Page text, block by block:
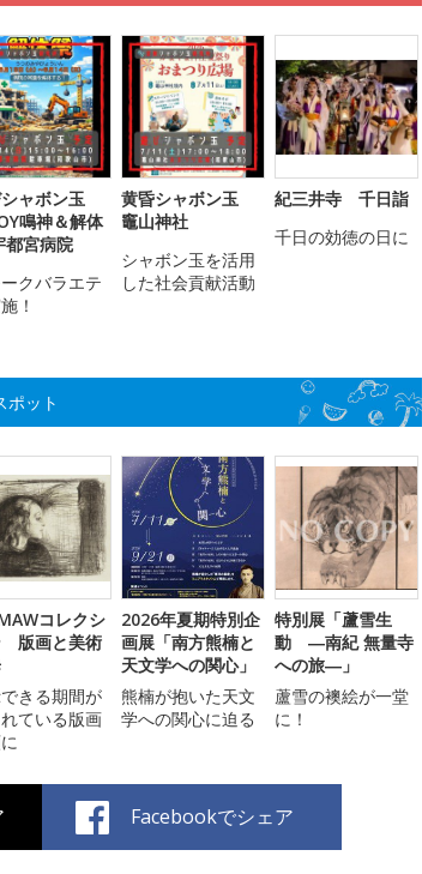
ャボン玉
鳴神＆解体
都宮病院
クバラエテ
！
黄昏シャボン玉
竈山神社
シャボン玉を活用
した社会貢献活動
紀三井寺 千日詣
千日の効徳の日に
ポット
コレクシ
版画と美術
きる期間が
ている版画
2026年夏期特別企
画展「南方熊楠と
天文学への関心」
熊楠が抱いた天文
学への関心に迫る
特別展「蘆雪生
動 ―南紀 無量寺
への旅―」
蘆雪の襖絵が一堂
に！
Facebookでシェア